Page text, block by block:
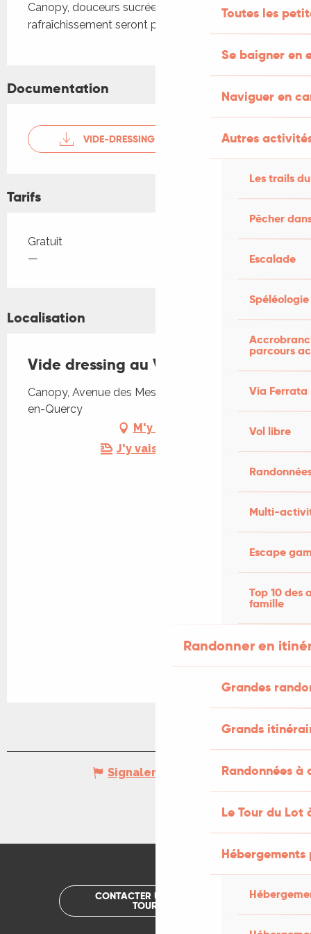
Toutes les
Se baigner en
Naviguer en
Autres
Les trails
Pêcher
Escalade
Spéléologie
parcours
Via Ferrata
Vol libre
Multi-
Escape
Top 10 des
famille
Randonner en
Grandes
Grands
Randonnées
Le Tour du Lot
Canopy, douceurs sucrées et salées ainsi que
rafraîchissement seront proposés !
Documentation
VIDE-DRESSING LAGLEYGEOLLE
Tarifs
Tarifs 2026
Gratuit
—
Localisation
Vide dressing au Vignon en Quercy
Canopy, Avenue des Messageries, 46110 Vignon-
en-Quercy
M'y rendre
J'y vais en train !
Signaler une erreur
CONTACTER UN OFFICE DE
TOURISME